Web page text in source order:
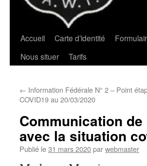
Accueil Carte d’identité
Nous situer
Tarifs
← Information Fédérale N° 2 – Point
COVID19 au 20/03/2020
Communication
avec la situation
Publié le31 mars 2020parwebmaster